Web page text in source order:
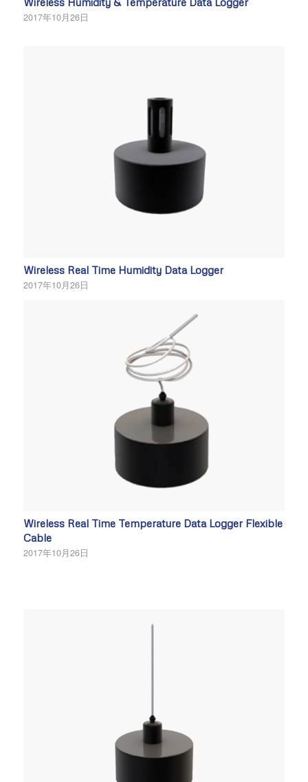
2017年10月26日
Wireless Real Time Humidity Data Logger
2017年10月26日
Wireless Real Time Temperature Data Logger Flexible
Cable
2017年10月26日